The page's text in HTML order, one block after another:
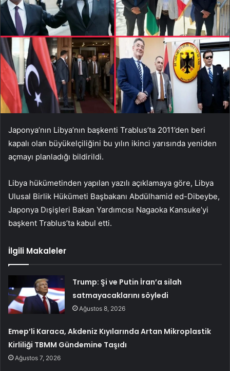
Japonya’nın Libya’nın başkenti Trablus’ta 2011’den beri
kapalı olan büyükelçiliğini bu yılın ikinci yarısında yeniden
açmayı planladığı bildirildi.
Libya hükümetinden yapılan yazılı açıklamaya göre, Libya
Ulusal Birlik Hükümeti Başbakanı Abdülhamid ed-Dibeybe,
Japonya Dışişleri Bakan Yardımcısı Nagaoka Kansuke’yi
başkent Trablus’ta kabul etti.
İlgili Makaleler
Trump: Şi ve Putin İran’a silah
satmayacaklarını söyledi
Ağustos 8, 2026
Emep’li Karaca, Akdeniz Kıyılarında Artan Mikroplastik
Kirliliği TBMM Gündemine Taşıdı
Ağustos 7, 2026